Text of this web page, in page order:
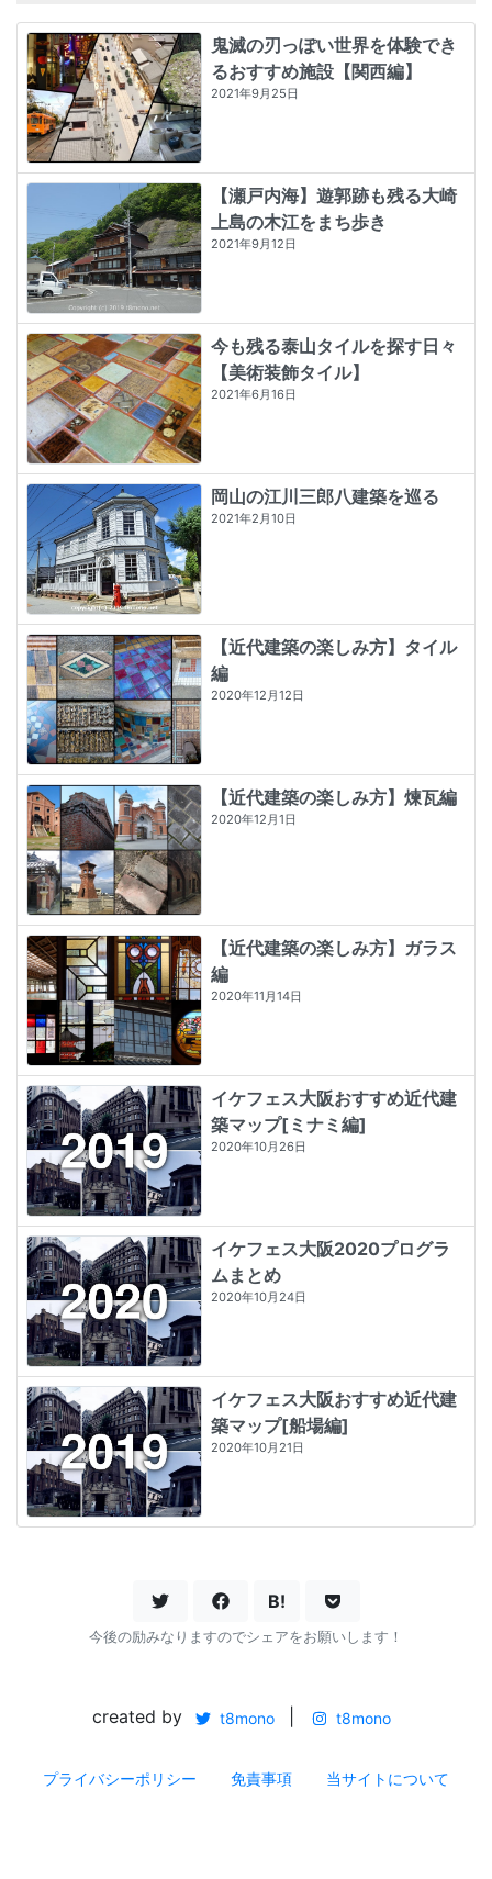
鬼滅の刃っぽい世界を体験でき
るおすすめ施設【関西編】
2021年9月25日
【瀬戸内海】遊郭跡も残る大崎
上島の木江をまち歩き
2021年9月12日
今も残る泰山タイルを探す日々
【美術装飾タイル】
2021年6月16日
岡山の江川三郎八建築を巡る
2021年2月10日
【近代建築の楽しみ方】タイル
編
2020年12月12日
【近代建築の楽しみ方】煉瓦編
2020年12月1日
【近代建築の楽しみ方】ガラス
編
2020年11月14日
イケフェス大阪おすすめ近代建
築マップ[ミナミ編]
2020年10月26日
イケフェス大阪2020プログラ
ムまとめ
2020年10月24日
イケフェス大阪おすすめ近代建
築マップ[船場編]
2020年10月21日
B!
今後の励みなりますのでシェアをお願いします！
created by t8mono t8mono
プライバシーポリシー 免責事項 当サイトについて